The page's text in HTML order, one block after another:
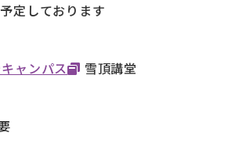
定しております
ャンパス 雪頂講堂